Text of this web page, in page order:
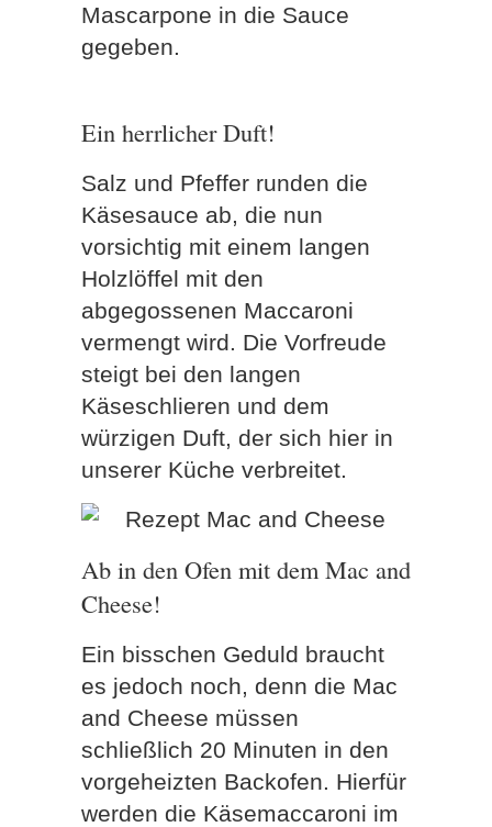
Mascarpone in die Sauce
gegeben.
Ein herrlicher Duft!
Salz und Pfeffer runden die
Käsesauce ab, die nun
vorsichtig mit einem langen
Holzlöffel mit den
abgegossenen Maccaroni
vermengt wird. Die Vorfreude
steigt bei den langen
Käseschlieren und dem
würzigen Duft, der sich hier in
unserer Küche verbreitet.
Ab in den Ofen mit dem Mac and
Cheese!
Ein bisschen Geduld braucht
es jedoch noch, denn die Mac
and Cheese müssen
schließlich 20 Minuten in den
vorgeheizten Backofen. Hierfür
werden die Käsemaccaroni im